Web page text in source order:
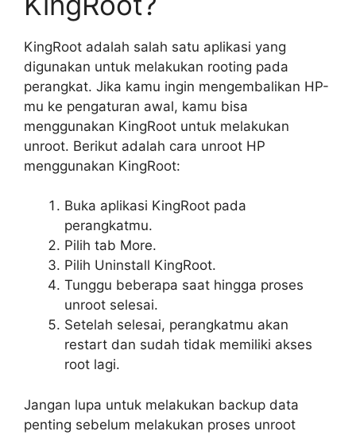
KingRoot adalah salah satu aplikasi yang
digunakan untuk melakukan rooting pada
perangkat. Jika kamu ingin mengembalikan HP-
mu ke pengaturan awal, kamu bisa
menggunakan KingRoot untuk melakukan
unroot. Berikut adalah cara unroot HP
menggunakan KingRoot:
Buka aplikasi KingRoot pada
perangkatmu.
Pilih tab More.
Pilih Uninstall KingRoot.
Tunggu beberapa saat hingga proses
unroot selesai.
Setelah selesai, perangkatmu akan
restart dan sudah tidak memiliki akses
root lagi.
Jangan lupa untuk melakukan backup data
penting sebelum melakukan proses unroot